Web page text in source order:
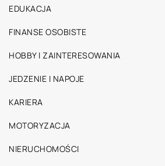
EDUKACJA
FINANSE OSOBISTE
HOBBY I ZAINTERESOWANIA
JEDZENIE I NAPOJE
KARIERA
MOTORYZACJA
NIERUCHOMOŚCI